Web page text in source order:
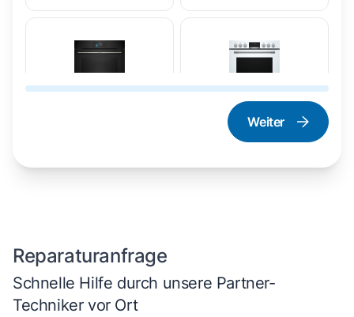
Herd und Backofen
Weiter
Reparaturanfrage
Schnelle Hilfe durch unsere Partner-
Techniker vor Ort